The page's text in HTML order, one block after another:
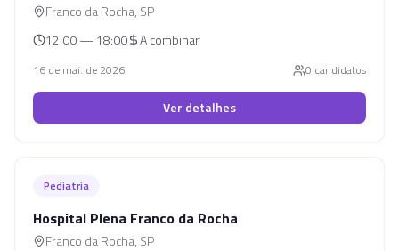
Franco da Rocha, SP
12:00 — 18:00
A combinar
16 de mai. de 2026 0 candidatos
Ver detalhes
Pediatria
Hospital Plena Franco da Rocha
Franco da Rocha, SP